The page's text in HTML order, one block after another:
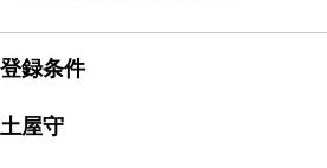
登録条件
土屋守